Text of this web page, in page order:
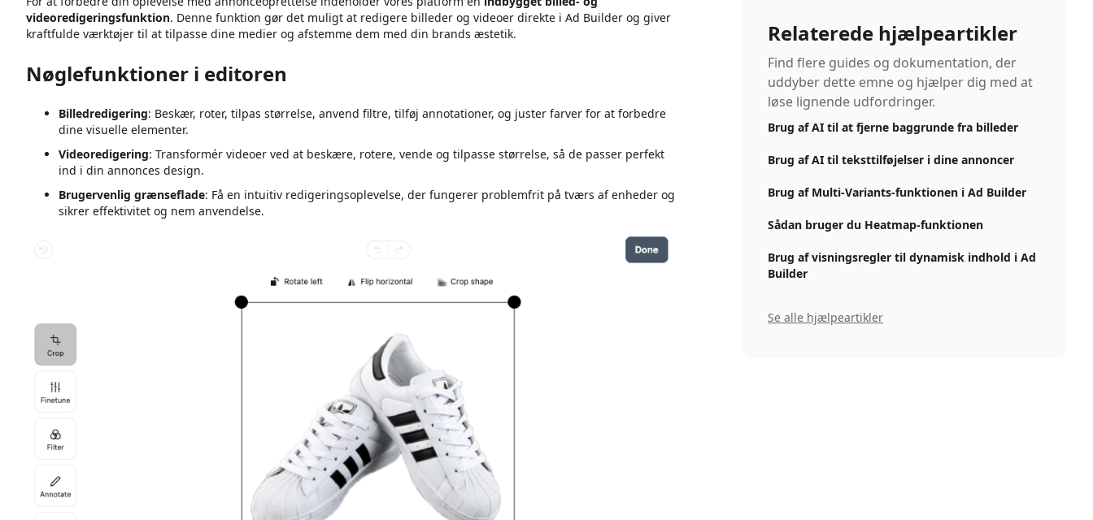
videoredigeringsfunktion. Denne funktion gør det muligt at redigere billeder og videoer direkte i Ad Builder og giver
kraftfulde værktøjer til at tilpasse dine medier og afstemme dem med din brands æstetik.
Nøglefunktioner i editoren
Billedredigering: Beskær, roter, tilpas størrelse, anvend filtre, tilføj annotationer, og juster farver for at forbedre
dine visuelle elementer.
Videoredigering: Transformér videoer ved at beskære, rotere, vende og tilpasse størrelse, så de passer perfekt
ind i din annonces design.
Brugervenlig grænseflade: Få en intuitiv redigeringsoplevelse, der fungerer problemfrit på tværs af enheder og
sikrer effektivitet og nem anvendelse.
Relaterede hjælpeartikler
Find flere guides og dokumentation, der
uddyber dette emne og hjælper dig med at
løse lignende udfordringer.
Brug af AI til at fjerne baggrunde fra billeder
Brug af AI til teksttilføjelser i dine annoncer
Brug af Multi-Variants-funktionen i Ad Builder
Sådan bruger du Heatmap-funktionen
Brug af visningsregler til dynamisk indhold i Ad
Builder
Se alle hjælpeartikler